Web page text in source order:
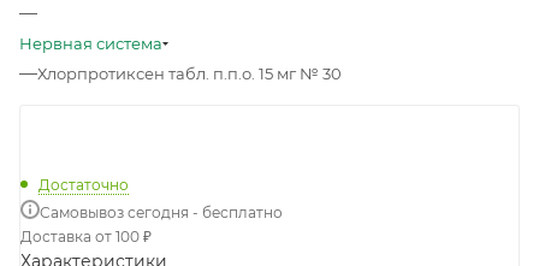
—
Нервная система
—Хлорпротиксен табл. п.п.о. 15 мг № 30
Достаточно
Самовывоз сегодня - бесплатно
Доставка от 100 ₽
Характеристики